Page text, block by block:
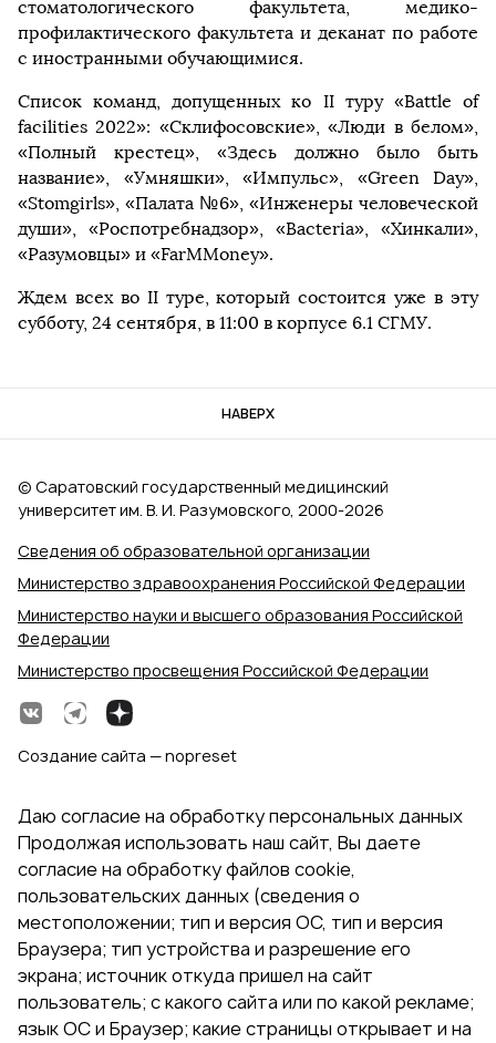
стоматологического факультета, медико-
профилактического факультета и деканат по работе
с иностранными обучающимися.
Список команд, допущенных ко II туру «Battle of
facilities 2022»: «Склифосовские», «Люди в белом»,
«Полный крестец», «Здесь должно было быть
название», «Умняшки», «Импульс», «Green Day»,
«Stomgirls», «Палата №6», «Инженеры человеческой
души», «Роспотребнадзор», «Bacteria», «Хинкали»,
«Разумовцы» и «FarMMoney».
Ждем всех во II туре, который состоится уже в эту
субботу, 24 сентября, в 11:00 в корпусе 6.1 СГМУ.
НАВЕРХ
Сведения об образовательной организации
Министерство здравоохранения Российской Федерации
Министерство науки и высшего образования Российской
Федерации
Министерство просвещения Российской Федерации
© Саратовский государственный медицинский
университет им. В. И. Разумовского, 2000‑2026
Создание сайта — nopreset
Даю согласие на обработку персональных данных
Продолжая использовать наш сайт, Вы даете
согласие на обработку файлов cookie,
пользовательских данных (сведения о
местоположении; тип и версия ОС, тип и версия
Браузера; тип устройства и разрешение его
экрана; источник откуда пришел на сайт
пользователь; с какого сайта или по какой рекламе;
язык ОС и Браузер; какие страницы открывает и на